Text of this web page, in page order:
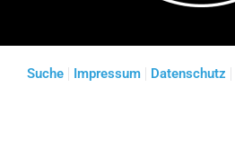
Suche Impressum Datenschutz